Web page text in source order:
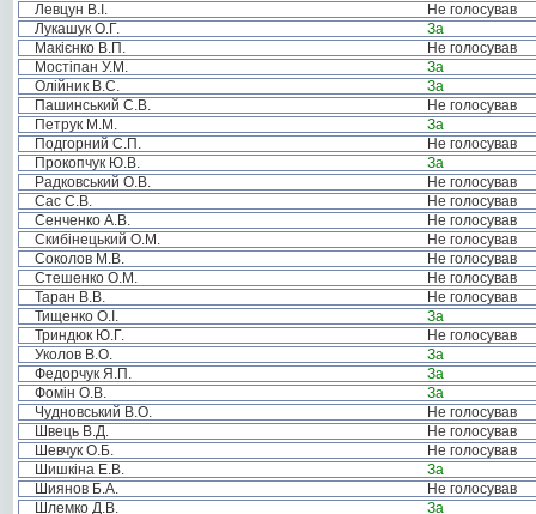
Левцун В.І.
Не голосував
Лукашук О.Г.
За
Макієнко В.П.
Не голосував
Мостіпан У.М.
За
Олійник В.С.
За
Пашинський С.В.
Не голосував
Петрук М.М.
За
Подгорний С.П.
Не голосував
Прокопчук Ю.В.
За
Радковський О.В.
Не голосував
Сас С.В.
Не голосував
Сенченко А.В.
Не голосував
Скибінецький О.М.
Не голосував
Соколов М.В.
Не голосував
Стешенко О.М.
Не голосував
Таран В.В.
Не голосував
Тищенко О.І.
За
Триндюк Ю.Г.
Не голосував
Уколов В.О.
За
Федорчук Я.П.
За
Фомін О.В.
За
Чудновський В.О.
Не голосував
Швець В.Д.
Не голосував
Шевчук О.Б.
Не голосував
Шишкіна Е.В.
За
Шиянов Б.А.
Не голосував
Шлемко Д.В.
За